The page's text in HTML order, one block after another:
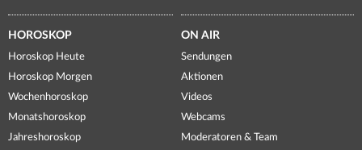
HOROSKOP
Horoskop Heute
Horoskop Morgen
Wochenhoroskop
Monatshoroskop
Jahreshoroskop
ON AIR
Sendungen
Aktionen
Videos
Webcams
Moderatoren & Team